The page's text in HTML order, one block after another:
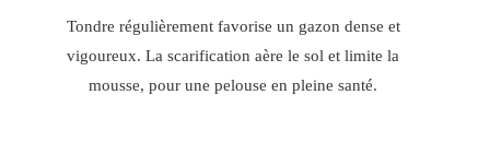
Tondre régulièrement favorise un gazon dense et
vigoureux. La scarification aère le sol et limite la
mousse, pour une pelouse en pleine santé.